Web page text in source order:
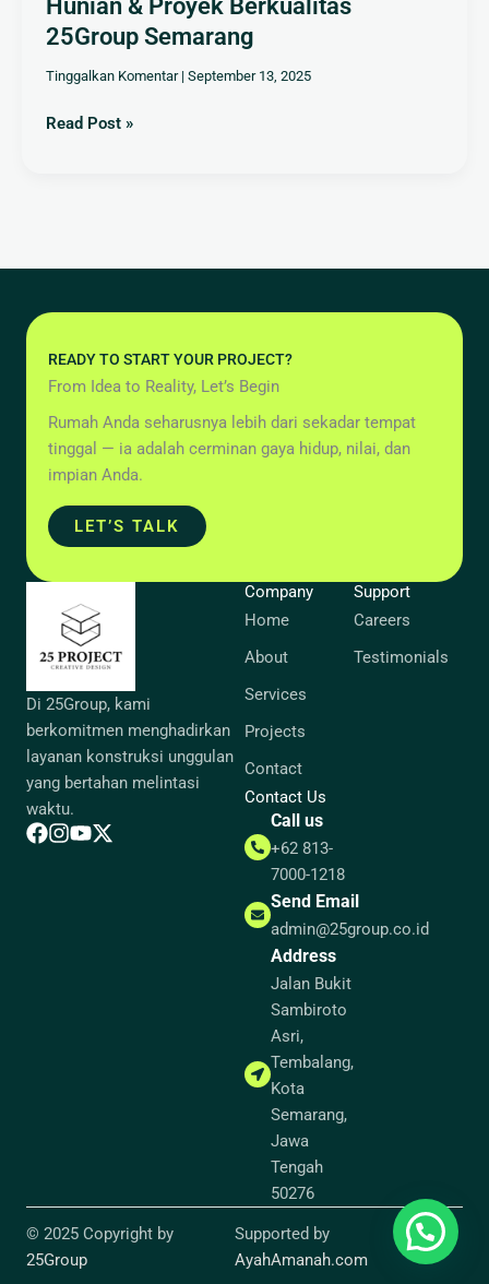
Hunian & Proyek Berkualitas
25Group Semarang
Tinggalkan Komentar | September 13, 2025
Read Post »
READY TO START YOUR PROJECT?
From Idea to Reality, Let’s Begin
Rumah Anda seharusnya lebih dari sekadar tempat
tinggal — ia adalah cerminan gaya hidup, nilai, dan
impian Anda.
LET’S TALK
Di 25Group, kami
berkomitmen menghadirkan
layanan konstruksi unggulan
yang bertahan melintasi
waktu.
Company
Home
About
Services
Projects
Contact
Support
Careers
Testimonials
Contact Us
Call us
+62 813-
7000-1218
Send Email
admin@25group.co.id
Address
Jalan Bukit
Sambiroto
Asri,
Tembalang,
Kota
Semarang,
Jawa
Tengah
50276
© 2025 Copyright by
25Group
Supported by
AyahAmanah.com